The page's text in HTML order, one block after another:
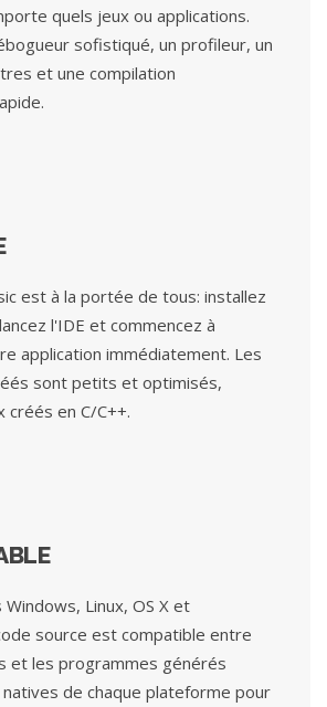
quels jeux ou applications.
sofistiqué, un profileur, un
et une compilation
est à la portée de tous: installez
l'IDE et commencez à
application immédiatement. Les
sont petits et optimisés,
créés en C/C++.
Linux, OS X et
source est compatible entre
et les programmes générés
de chaque plateforme pour